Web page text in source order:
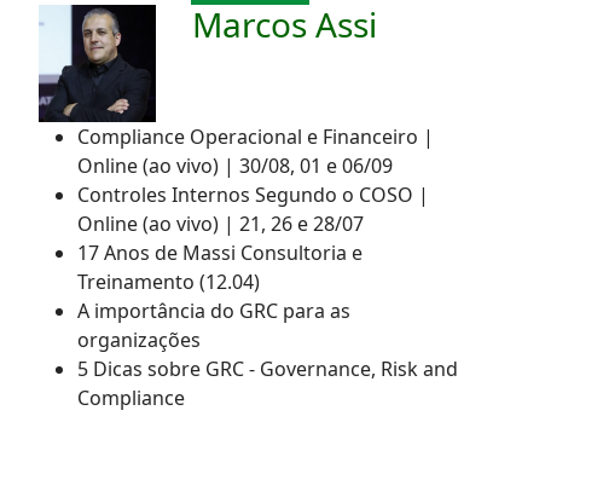
Marcos Assi
Compliance Operacional e Financeiro |
Online (ao vivo) | 30/08, 01 e 06/09
Controles Internos Segundo o COSO |
Online (ao vivo) | 21, 26 e 28/07
17 Anos de Massi Consultoria e
Treinamento (12.04)
A importância do GRC para as
organizações
5 Dicas sobre GRC - Governance, Risk and
Compliance